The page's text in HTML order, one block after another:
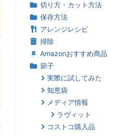
切り方・カット方法
保存方法
アレンジレシピ
掃除
Amazonおすすめ商品
節子
実際に試してみた
知恵袋
メディア情報
ラヴィット
コストコ購入品